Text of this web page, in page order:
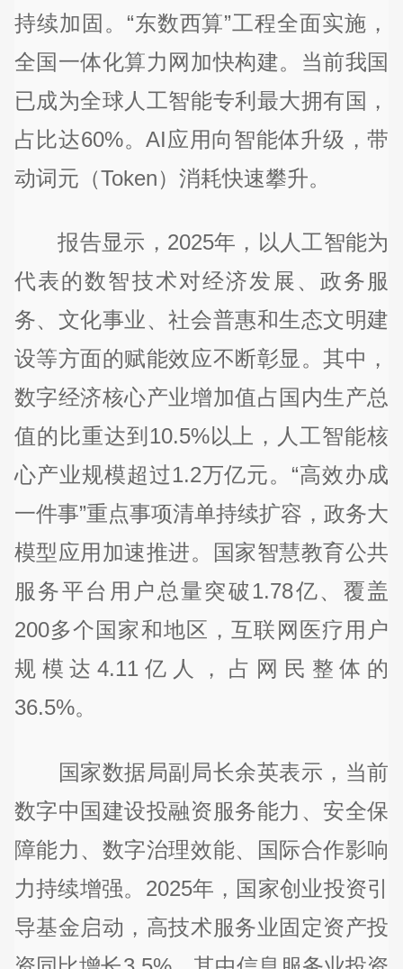
持续加固。“东数西算”工程全面实施，
全国一体化算力网加快构建。当前我国
已成为全球人工智能专利最大拥有国，
占比达60%。AI应用向智能体升级，带
动词元（Token）消耗快速攀升。
报告显示，2025年，以人工智能为
代表的数智技术对经济发展、政务服
务、文化事业、社会普惠和生态文明建
设等方面的赋能效应不断彰显。其中，
数字经济核心产业增加值占国内生产总
值的比重达到10.5%以上，人工智能核
心产业规模超过1.2万亿元。“高效办成
一件事”重点事项清单持续扩容，政务大
模型应用加速推进。国家智慧教育公共
服务平台用户总量突破1.78亿、覆盖
200多个国家和地区，互联网医疗用户
规模达4.11亿人，占网民整体的
36.5%。
国家数据局副局长余英表示，当前
数字中国建设投融资服务能力、安全保
障能力、数字治理效能、国际合作影响
力持续增强。2025年，国家创业投资引
导基金启动，高技术服务业固定资产投